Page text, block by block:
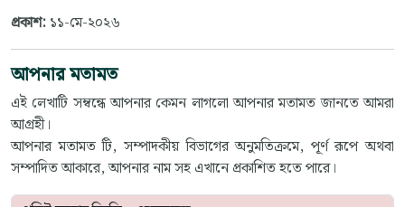
প্রকাশ: ১১-মে-২০২৬
আপনার মতামত
এই লেখাটি সম্বন্ধে আপনার কেমন লাগলো আপনার মতামত জানতে আমরা
আগ্রহী।
আপনার মতামত টি, সম্পাদকীয় বিভাগের অনুমতিক্রমে, পূর্ণ রূপে অথবা
সম্পাদিত আকারে, আপনার নাম সহ এখানে প্রকাশিত হতে পারে।